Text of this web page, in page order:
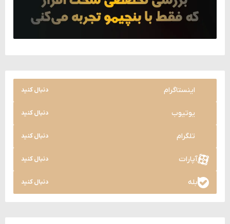
اینستاگرام دنبال کنید
یوتیوب دنبال کنید
تلگرام دنبال کنید
آپارات دنبال کنید
بله دنبال کنید